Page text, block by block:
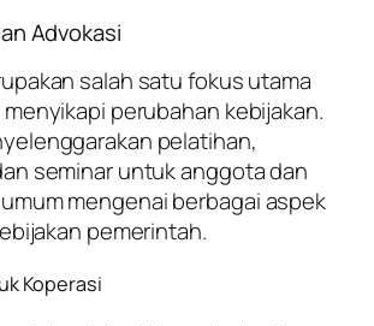
Advokasi
salah satu fokus utama
menyikapi perubahan kebijakan.
pelatihan,
seminar untuk anggota dan
mengenai berbagai aspek
pemerintah.
Koperasi